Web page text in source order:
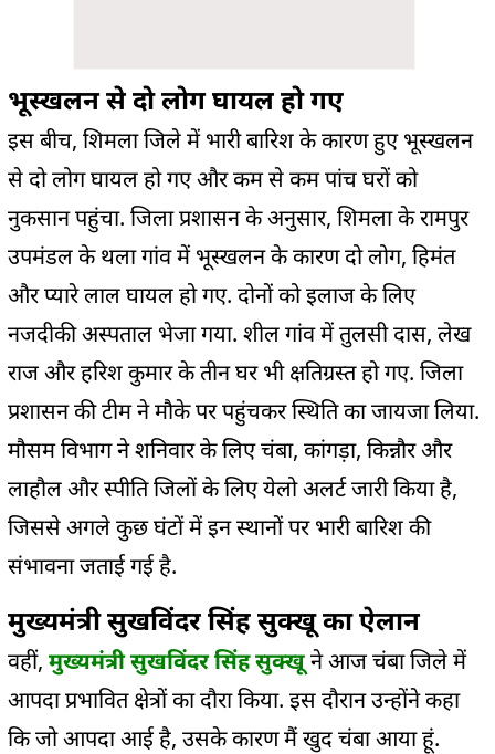
भूस्खलन से दो लोग घायल हो गए
इस बीच, शिमला जिले में भारी बारिश के कारण हुए भूस्खलन
से दो लोग घायल हो गए और कम से कम पांच घरों को
नुकसान पहुंचा. जिला प्रशासन के अनुसार, शिमला के रामपुर
उपमंडल के थला गांव में भूस्खलन के कारण दो लोग, हिमंत
और प्यारे लाल घायल हो गए. दोनों को इलाज के लिए
नजदीकी अस्पताल भेजा गया. शील गांव में तुलसी दास, लेख
राज और हरिश कुमार के तीन घर भी क्षतिग्रस्त हो गए. जिला
प्रशासन की टीम ने मौके पर पहुंचकर स्थिति का जायजा लिया.
मौसम विभाग ने शनिवार के लिए चंबा, कांगड़ा, किन्नौर और
लाहौल और स्पीति जिलों के लिए येलो अलर्ट जारी किया है,
जिससे अगले कुछ घंटों में इन स्थानों पर भारी बारिश की
संभावना जताई गई है.
मुख्यमंत्री सुखविंदर सिंह सुक्खू का ऐलान
वहीं, मुख्यमंत्री सुखविंदर सिंह सुक्खूने आज चंबा जिले में
आपदा प्रभावित क्षेत्रों का दौरा किया. इस दौरान उन्होंने कहा
कि जो आपदा आई है, उसके कारण मैं खुद चंबा आया हूं.